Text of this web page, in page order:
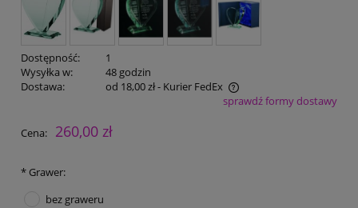
Dostępność:
1
Wysyłka w:
48 godzin
Dostawa:
od 18,00 zł- Kurier FedEx
Cena nie zawiera ewentualnych kosztów płatnościsprawdź formy dostawy
Cena: 260,00 zł
* Grawer:
bez graweru